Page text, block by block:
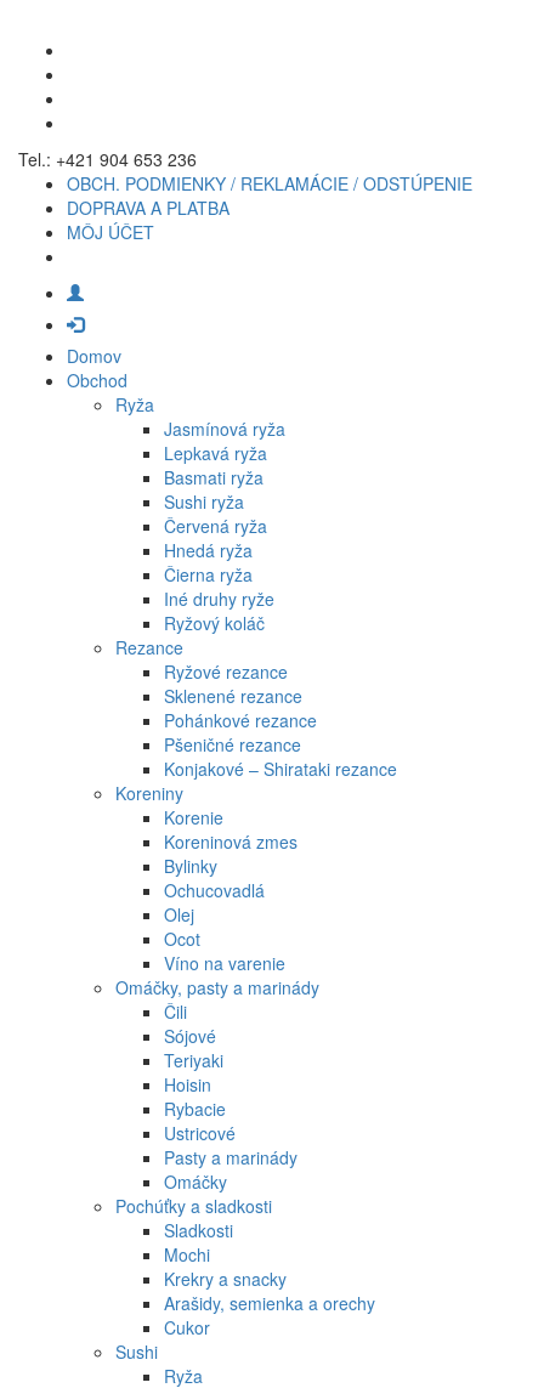
Tel.: +421 904 653 236
OBCH. PODMIENKY / REKLAMÁCIE / ODSTÚPENIE
DOPRAVA A PLATBA
MÔJ ÚČET
Domov
Obchod
Ryža
Jasmínová ryža
Lepkavá ryža
Basmati ryža
Sushi ryža
Červená ryža
Hnedá ryža
Čierna ryža
Iné druhy ryže
Ryžový koláč
Rezance
Ryžové rezance
Sklenené rezance
Pohánkové rezance
Pšeničné rezance
Konjakové – Shirataki rezance
Koreniny
Korenie
Koreninová zmes
Bylinky
Ochucovadlá
Olej
Ocot
Víno na varenie
Omáčky, pasty a marinády
Čili
Sójové
Teriyaki
Hoisin
Rybacie
Ustricové
Pasty a marinády
Omáčky
Pochúťky a sladkosti
Sladkosti
Mochi
Krekry a snacky
Arašidy, semienka a orechy
Cukor
Sushi
Ryža